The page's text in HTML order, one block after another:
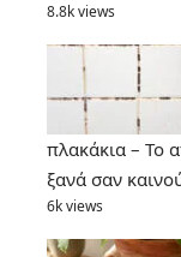
8.8k views
πλακάκια – Το
ξανά σαν
6k views